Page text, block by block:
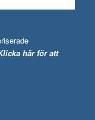
här för att